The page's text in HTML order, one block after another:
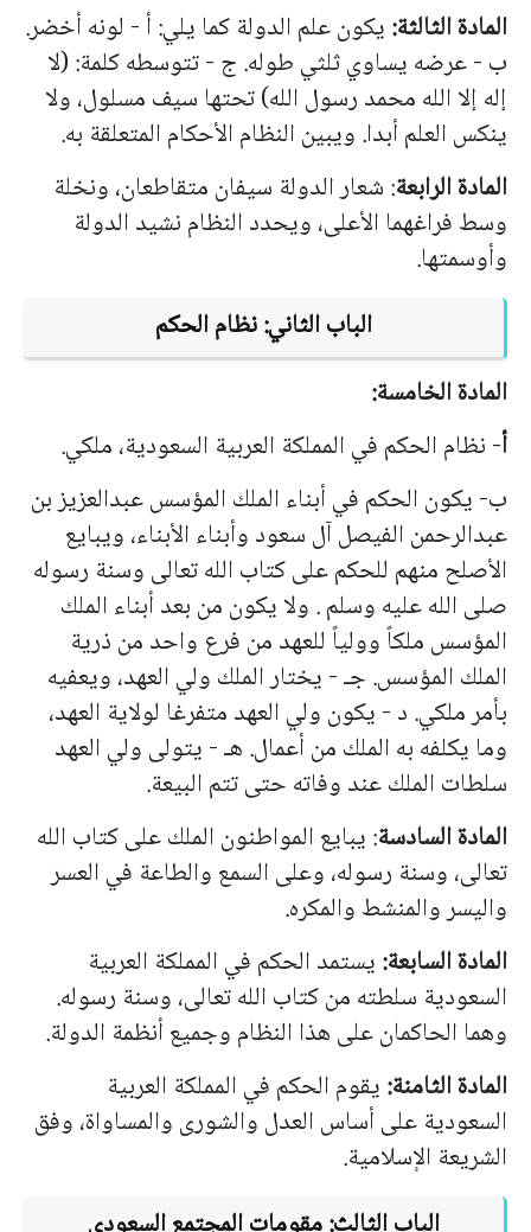
المادة الثالثة:يكون علم الدولة كما يلي: أ - لونه أخضر.
ب - عرضه يساوي ثلثي طوله. ج - تتوسطه كلمة: (لا
إله إلا الله محمد رسول الله) تحتها سيف مسلول، ولا
ينكس العلم أبدا. ويبين النظام الأحكام المتعلقة به.
المادة الرابعة: شعار الدولة سيفان متقاطعان، ونخلة
وسط فراغهما الأعلى، ويحدد النظام نشيد الدولة
وأوسمتها.
الباب الثاني: نظام الحكم
المادة الخامسة:
أ- نظام الحكم في المملكة العربية السعودية، ملكي.
ب- يكون الحكم في أبناء الملك المؤسس عبدالعزيز بن
عبدالرحمن الفيصل آل سعود وأبناء الأبناء، ويبايع
الأصلح منهم للحكم على كتاب الله تعالى وسنة رسوله
صلى الله عليه وسلم . ولا يكون من بعد أبناء الملك
المؤسس ملكاً وولياً للعهد من فرع واحد من ذرية
الملك المؤسس. جـ - يختار الملك ولي العهد، ويعفيه
بأمر ملكي. د - يكون ولي العهد متفرغا لولاية العهد،
وما يكلفه به الملك من أعمال. هـ - يتولى ولي العهد
سلطات الملك عند وفاته حتى تتم البيعة.
المادة السادسة: يبايع المواطنون الملك على كتاب الله
تعالى، وسنة رسوله، وعلى السمع والطاعة في العسر
واليسر والمنشط والمكره.
المادة السابعة:يستمد الحكم في المملكة العربية
السعودية سلطته من كتاب الله تعالى، وسنة رسوله.
وهما الحاكمان على هذا النظام وجميع أنظمة الدولة.
المادة الثامنة:يقوم الحكم في المملكة العربية
السعودية على أساس العدل والشورى والمساواة، وفق
الشريعة الإسلامية.